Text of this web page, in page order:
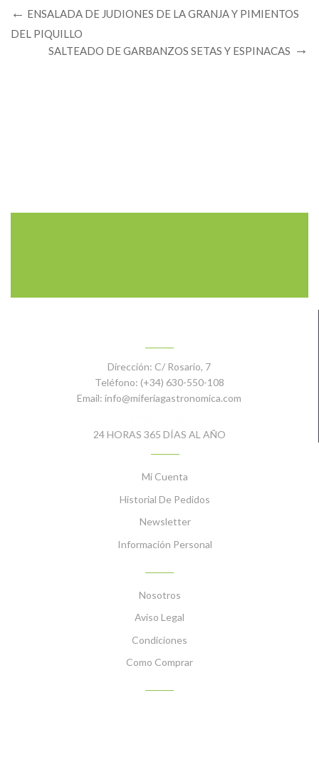
ENSALADA DE JUDIONES DE LA GRANJA Y PIMIENTOS
DEL PIQUILLO
SALTEADO DE GARBANZOS SETAS Y ESPINACAS
Dirección: C/ Rosario, 7
Teléfono: (+34) 630-550-108
Email: info@miferiagastronomica.com
24 HORAS 365 DÍAS AL AÑO
Mi Cuenta
Historial De Pedidos
Newsletter
Información Personal
Nosotros
Aviso Legal
Condiciones
Como Comprar